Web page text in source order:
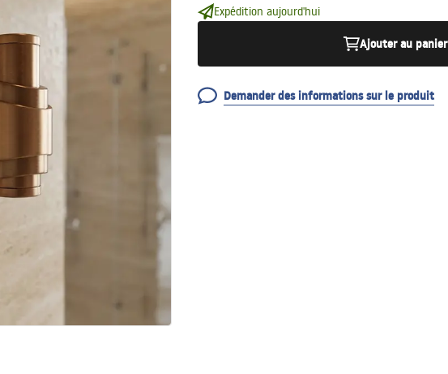
Expédition aujourd'hui
Ajouter au panier
Demander des informations sur le produit